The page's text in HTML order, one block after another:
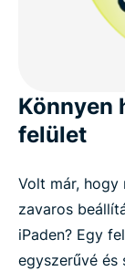
Könnyen
felület
Volt már, hogy
zavaros
iPaden? Egy
egyszerűvé és